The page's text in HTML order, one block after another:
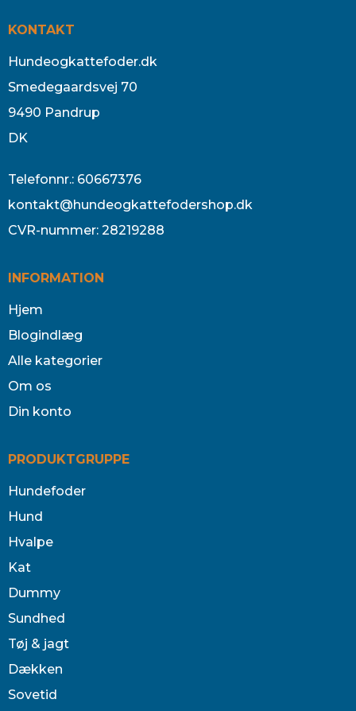
KONTAKT
Hundeogkattefoder.dk
Smedegaardsvej 70
9490 Pandrup
DK
Telefonnr.: 60667376
kontakt@hundeogkattefodershop.dk
CVR-nummer: 28219288
INFORMATION
Hjem
Blogindlæg
Alle kategorier
Om os
Din konto
PRODUKTGRUPPE
Hundefoder
Hund
Hvalpe
Kat
Dummy
Sundhed
Tøj & jagt
Dækken
Sovetid